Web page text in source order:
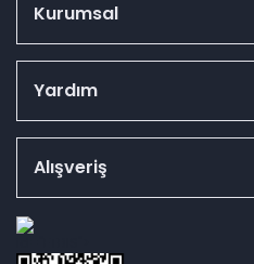
Kurumsal
Yardım
Alışveriş